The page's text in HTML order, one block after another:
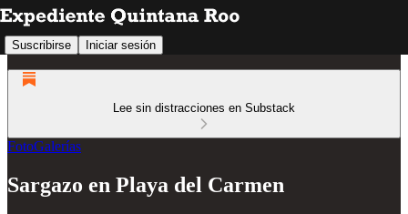
Suscribirse Iniciar sesión
Lee sin distracciones en Substack
FotoGalerías
Sargazo en Playa del Carmen